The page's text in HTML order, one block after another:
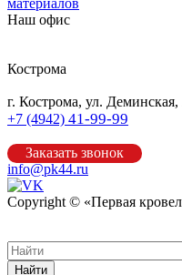
Наш офис
Кострома
г. Кострома, ул. Деминская,
+7 (4942) 41-99-99
Заказать звонок
info@pk44.ru
Copyright © «Первая
Найти